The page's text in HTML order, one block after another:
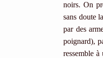
noirs. On
sans doute
par des
poignard),
ressemble